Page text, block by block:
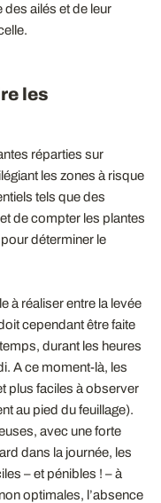
des ailés et de leur
les
réparties sur
les zones à risque
tels que des
de compter les plantes
déterminer le
à réaliser entre la levée
cependant être faite
durant les heures
A ce moment-là, les
plus faciles à observer
au pied du feuillage).
avec une forte
dans la journée, les
– et pénibles ! – à
optimales, l’absence